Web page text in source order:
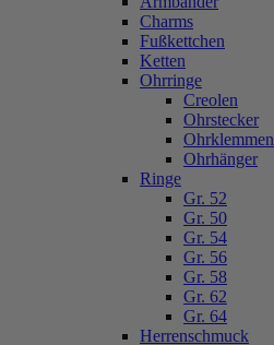
Charms
Fußkettchen
Ketten
Ohrringe
Creolen
Ohrstecker
Ohrklemmen
Ohrhänger
Ringe
Gr. 52
Gr. 50
Gr. 54
Gr. 56
Gr. 58
Gr. 62
Gr. 64
Herrenschmuck